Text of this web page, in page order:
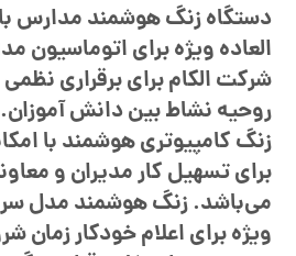
دستگاه زنگ هوشمند مدارس
العاده ویژه برای اتوماسیون
شرکت الکام برای برقراری
روحیه نشاط بین دانش
زنگ کامپیوتری هوشمند با
برای تسهیل کار مدیران و
ویژه برای اعلام خودکار زمان